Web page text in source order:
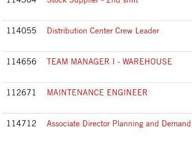
114055
Distribution Center Crew Leader
114656
TEAM MANAGER I - WAREHOUSE
112671
MAINTENANCE ENGINEER
114712
Associate Director Planning and Demand